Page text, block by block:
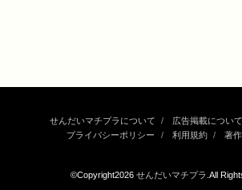
せんだいマチプラについて 広告掲載について
プライバシーポリシー
利用規約 著
©Copyright2026 せんだいマチプラ .All